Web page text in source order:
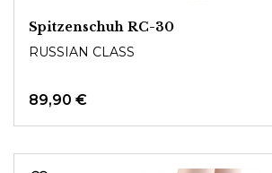
Spitzenschuh RC-30
RUSSIAN CLASS
89,90 €